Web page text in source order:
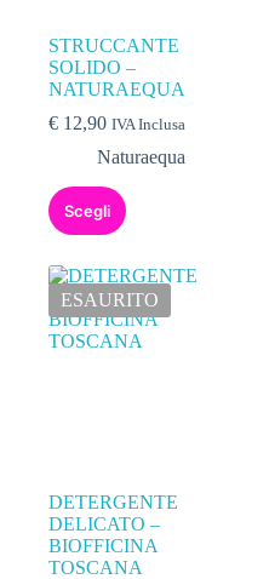
STRUCCANTE
SOLIDO –
NATURAEQUA
€ 12,90 IVA Inclusa
Naturaequa
Scegli
ESAURITO
DETERGENTE
DELICATO –
BIOFFICINA
TOSCANA